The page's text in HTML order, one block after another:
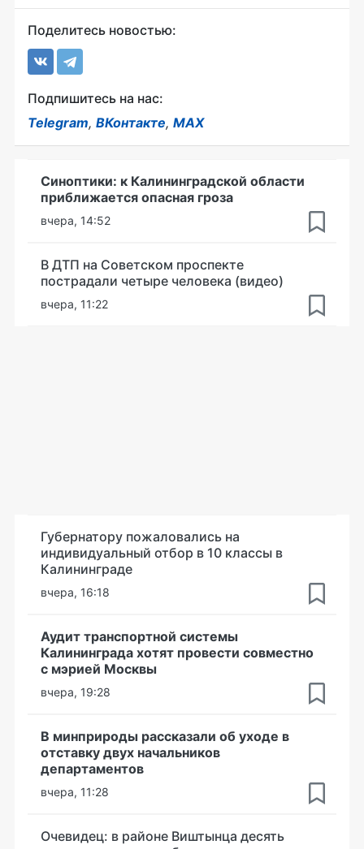
Поделитесь новостью:
Подпишитесь на нас:
Telegram, ВКонтакте, MAX
Синоптики: к Калининградской области
приближается опасная гроза
вчера, 14:52
В ДТП на Советском проспекте
пострадали четыре человека (видео)
вчера, 11:22
Губернатору пожаловались на
индивидуальный отбор в 10 классы в
Калининграде
вчера, 16:18
Аудит транспортной системы
Калининграда хотят провести совместно
с мэрией Москвы
вчера, 19:28
В минприроды рассказали об уходе в
отставку двух начальников
департаментов
вчера, 11:28
Очевидец: в районе Виштынца десять